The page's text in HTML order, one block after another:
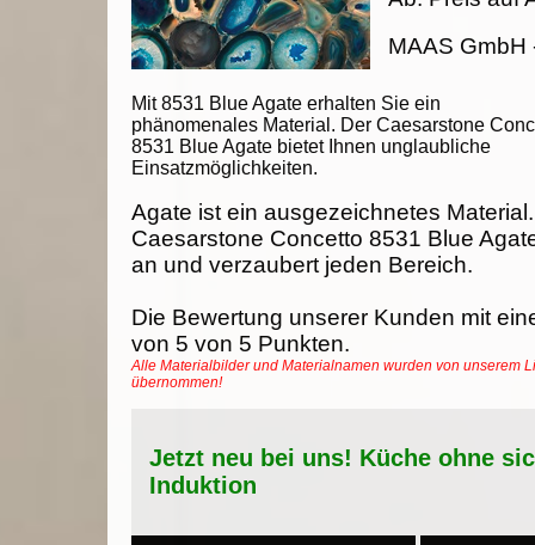
Mit 8531 Blue Agate erhalten Sie ein
phänomenales Material. Der Caesarstone
8531 Blue Agate bietet Ihnen unglaubliche
Einsatzmöglichkeiten.
MAAS GmbH
Agate ist ein ausgezeichnetes
Caesarstone Concetto 8531 Blue
an und verzaubert jeden Bereich.
Die Bewertung unserer Kunden mit
von 5 von 5 Punkten.
Alle Materialbilder und Materialnamen wurden von unserem
übernommen!
Jetzt neu bei uns! Küche ohne
Induktion